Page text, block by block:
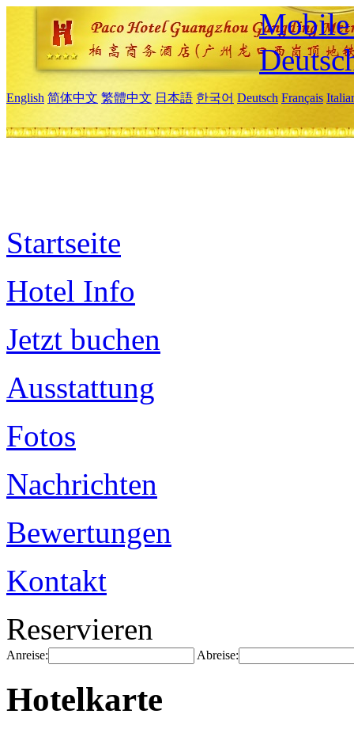
Mobile
English 简体中文 繁體中文 日本語 한국어 Deutsch Français
Startseite
Hotel Info
Jetzt buchen
Ausstattung
Fotos
Nachrichten
Bewertungen
Kontakt
Reservieren
Anreise: Abreise:
Hotelkarte